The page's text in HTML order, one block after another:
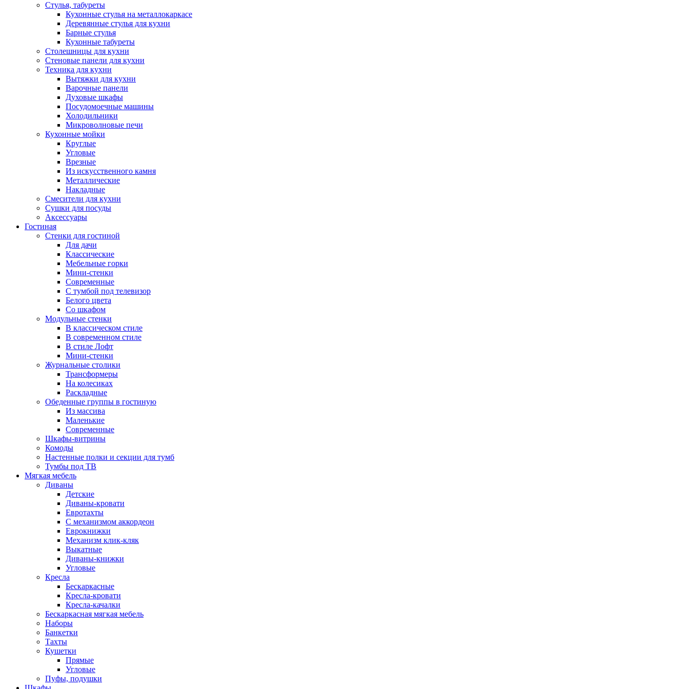
Стулья, табуреты
Кухонные стулья на металлокаркасе
Деревянные стулья для кухни
Барные стулья
Кухонные табуреты
Столешницы для кухни
Стеновые панели для кухни
Техника для кухни
Вытяжки для кухни
Варочные панели
Духовые шкафы
Посудомоечные машины
Холодильники
Микроволновые печи
Кухонные мойки
Круглые
Угловые
Врезные
Из искусственного камня
Металлические
Накладные
Смесители для кухни
Сушки для посуды
Аксессуары
Гостиная
Стенки для гостиной
Для дачи
Классические
Мебельные горки
Мини-стенки
Современные
С тумбой под телевизор
Белого цвета
Со шкафом
Модульные стенки
В классическом стиле
В современном стиле
В стиле Лофт
Мини-стенки
Журнальные столики
Трансформеры
На колесиках
Раскладные
Обеденные группы в гостиную
Из массива
Маленькие
Современные
Шкафы-витрины
Комоды
Настенные полки и секции для тумб
Тумбы под ТВ
Мягкая мебель
Диваны
Детские
Диваны-кровати
Евротахты
С механизмом аккордеон
Еврокнижки
Механизм клик-кляк
Выкатные
Диваны-книжки
Угловые
Кресла
Бескаркасные
Кресла-кровати
Кресла-качалки
Бескаркасная мягкая мебель
Наборы
Банкетки
Тахты
Кушетки
Прямые
Угловые
Пуфы, подушки